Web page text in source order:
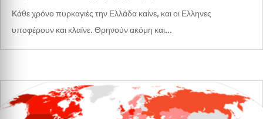
Κάθε χρόνο πυρκαγιές την Ελλάδα καίνε, και οι Ελληνες
υποφέρουν και κλαίνε. Θρηνούν ακόμη και...